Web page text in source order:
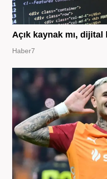
Açık kaynak mı, dijital
Haber7